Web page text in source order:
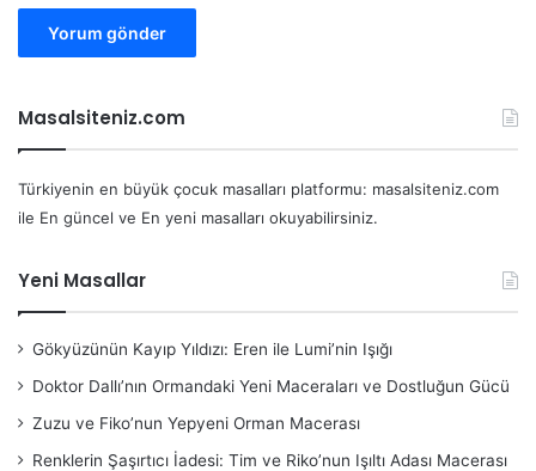
Masalsiteniz.com
Türkiyenin en büyük çocuk masalları platformu: masalsiteniz.com
ile En güncel ve En yeni masalları okuyabilirsiniz.
Yeni Masallar
Gökyüzünün Kayıp Yıldızı: Eren ile Lumi’nin Işığı
Doktor Dallı’nın Ormandaki Yeni Maceraları ve Dostluğun Gücü
Zuzu ve Fiko’nun Yepyeni Orman Macerası
Renklerin Şaşırtıcı İadesi: Tim ve Riko’nun Işıltı Adası Macerası